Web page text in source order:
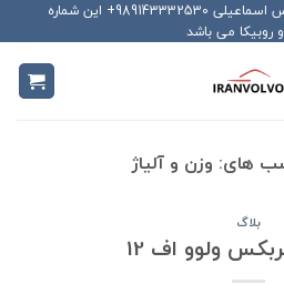
ارتباط سریع با مدیر فروش : مهندس اسماعیلی 989143332530+ این شماره
روبیکا می باشد
های: وزن و آلیاژ
بلاگ
ولوو اف 12